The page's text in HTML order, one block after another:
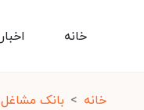
اخبار خانه
خانه بانک مشاغل